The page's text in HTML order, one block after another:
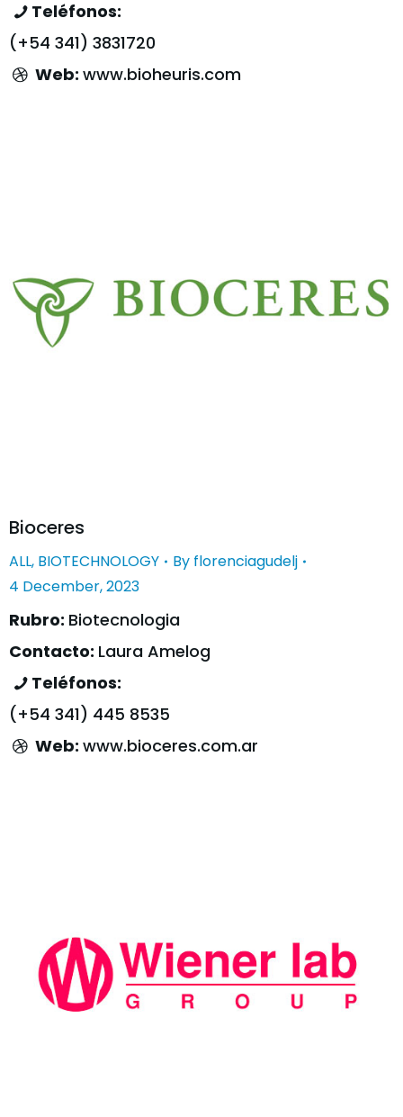
Teléfonos:
(+54 341) 3831720
Web:www.bioheuris.com
Bioceres
ALL, BIOTECHNOLOGY By florenciagudelj
4 December, 2023
Rubro: Biotecnologia
Contacto: Laura Amelog
Teléfonos:
(+54 341) 445 8535
Web:www.bioceres.com.ar